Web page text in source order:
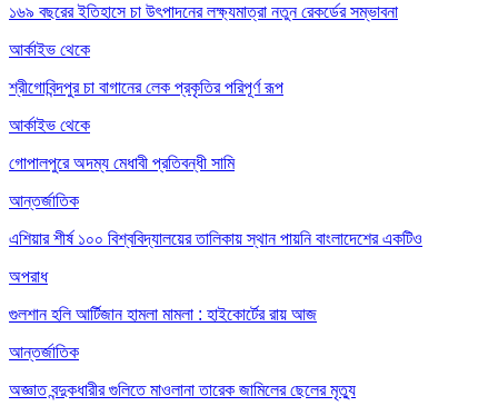
১৬৯ বছরের ইতিহাসে চা উৎপাদনের লক্ষ্যমাত্রা নতুন রেকর্ডের সম্ভাবনা
আর্কাইভ থেকে
শ্রীগোবিন্দপুর চা বাগানের লেক প্রকৃতির পরিপূর্ণ রূপ
আর্কাইভ থেকে
গোপালপুরে অদম্য মেধাবী প্রতিবন্ধী সামি
আন্তর্জাতিক
এশিয়ার শীর্ষ ১০০ বিশ্ববিদ্যালয়ের তালিকায় স্থান পায়নি বাংলাদেশের একটিও
অপরাধ
গুলশান হলি আর্টিজান হামলা মামলা : হাইকোর্টের রায় আজ
আন্তর্জাতিক
অজ্ঞাত বন্দুকধারীর গুলিতে মাওলানা তারেক জামিলের ছেলের মৃত্যু